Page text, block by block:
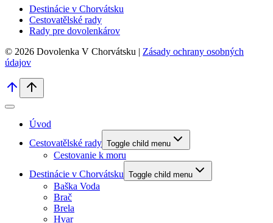
Destinácie v Chorvátsku
Cestovatělské rady
Rady pre dovolenkárov
© 2026 Dovolenka V Chorvátsku | Zásady ochrany osobných
údajov
Úvod
Cestovatělské rady Toggle child menu
Cestovanie k moru
Destinácie v Chorvátsku Toggle child menu
Baška Voda
Brač
Brela
Hvar